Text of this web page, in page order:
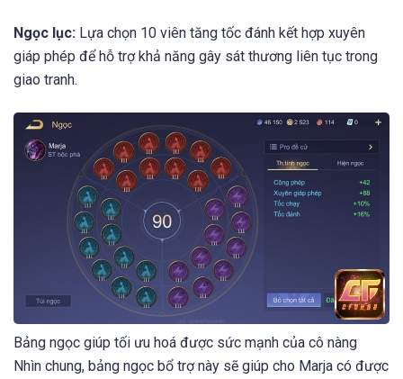
Ngọc lục: Lựa chọn 10 viên tăng tốc đánh kết hợp xuyên
giáp phép để hỗ trợ khả năng gây sát thương liên tục trong
giao tranh.
Bảng ngọc giúp tối ưu hoá được sức mạnh của cô nàng
Nhìn chung, bảng ngọc bổ trợ này sẽ giúp cho Marja có được